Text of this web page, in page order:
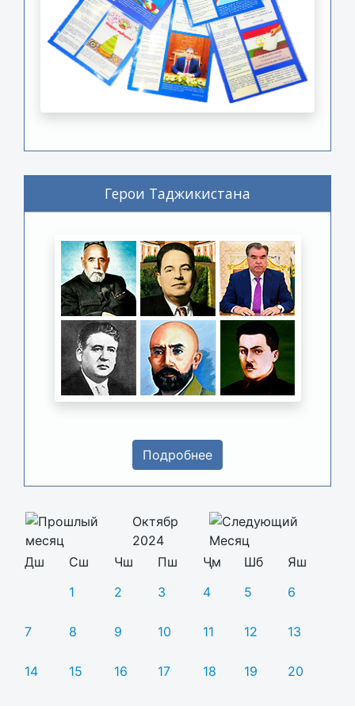
Герои Таджикистана
Подробнее
Октябр
2024
Дш
Сш Чш Пш Ҷм Шб
Яш
1
2 3 4 5 6
7 8 9 10 11 12 13
14 15 16 17 18 19 20